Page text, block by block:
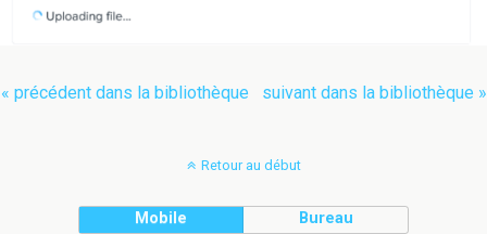
« précédent dans la bibliothèque suivant dans la bibliothèque »
Retour au début
Mobile Bureau